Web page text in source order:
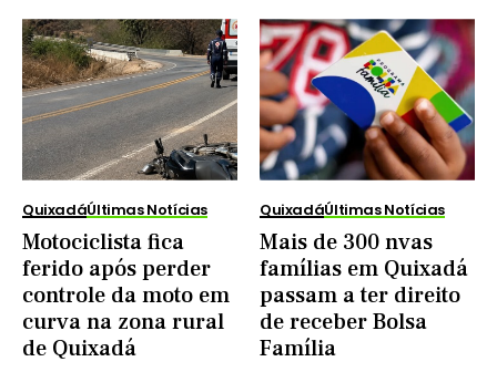
QuixadáÚltimas Notícias
Motociclista fica
ferido após perder
controle da moto em
curva na zona rural
de Quixadá
QuixadáÚltimas Notícias
Mais de 300 nvas
famílias em Quixadá
passam a ter direito
de receber Bolsa
Família